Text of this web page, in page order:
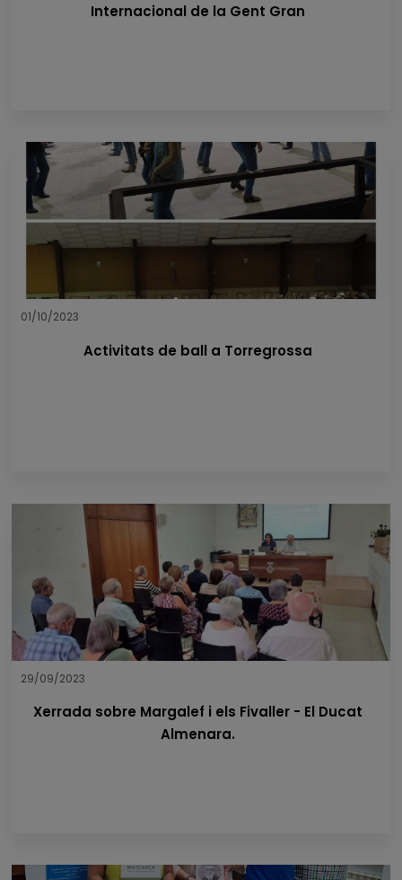
Internacional de la Gent Gran
01/10/2023
Activitats de ball a Torregrossa
29/09/2023
Xerrada sobre Margalef i els Fivaller - El Ducat
Almenara.